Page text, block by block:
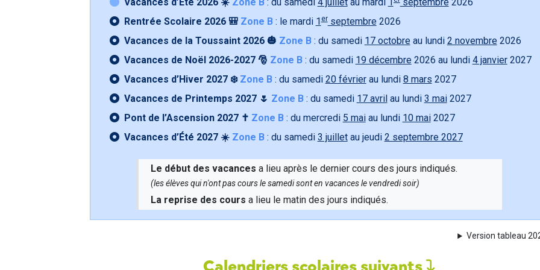
Vacances d’Été 2026 ☀️ Zone B: du samedi 4 juilletau mardi septembre 2026
Rentrée Scolaire 2026 🎒 Zone B: le mardi 1erseptembre 2026
Vacances de la Toussaint 2026 🎃 Zone B: du samedi 17 octobre au lundi 2 novembre 2026
Vacances de Noël 2026-2027 🎅 Zone B: du samedi 19 décembre 2026 au lundi 4 janvier2027
Vacances d’Hiver 2027 ❄️ Zone B: du samedi 20 févrierau lundi 8 mars 2027
Vacances de Printemps 2027 🌷 Zone B: du samedi 17 avril au lundi 3 mai2027
Pont de l’Ascension 2027 ✝️ Zone B: du mercredi 5 maiau lundi 10 mai2027
Vacances d’Été 2027 ☀️ Zone B: du samedi 3 juilletau jeudi 2 septembre 2027
Le début des vacances a lieu après le dernier cours des jours indiqués.
(les élèves qui n'ont pas cours le samedi sont en vacances le vendredi soir)
La reprise des cours a lieu le matin des jours indiqués.
Version tableau